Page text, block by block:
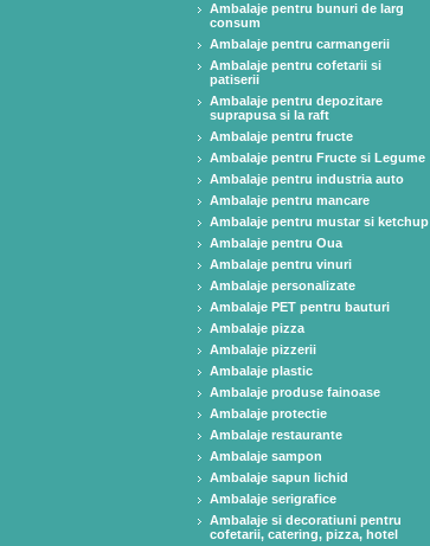
Ambalaje pentru bunuri de larg
consum
Ambalaje pentru carmangerii
Ambalaje pentru cofetarii si
patiserii
Ambalaje pentru depozitare
suprapusa si la raft
Ambalaje pentru fructe
Ambalaje pentru Fructe si Legume
Ambalaje pentru industria auto
Ambalaje pentru mancare
Ambalaje pentru mustar si ketchup
Ambalaje pentru Oua
Ambalaje pentru vinuri
Ambalaje personalizate
Ambalaje PET pentru bauturi
Ambalaje pizza
Ambalaje pizzerii
Ambalaje plastic
Ambalaje produse fainoase
Ambalaje protectie
Ambalaje restaurante
Ambalaje sampon
Ambalaje sapun lichid
Ambalaje serigrafice
Ambalaje si decoratiuni pentru
cofetarii, catering, pizza, hotel